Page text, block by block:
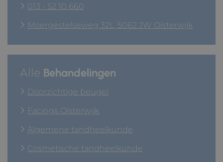
013 - 52 10 660
Moergestelseweg 32L, 5062 JW Oisterwijk
Alle Behandelingen
Doorzichtige beugel
Facings Oisterwijk
Algemene tandheelkunde
Cosmetische tandheelkunde